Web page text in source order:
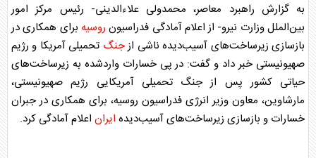
به گزارش راهبرد معاصر، محمدولی علاء‌الدینی- رئیس مرکز امور
بین‌الملل وزارت نیرو- از اعلام آمادگی فدراسیون روسیه برای همکاری در
بازسازی زیرساخت‌های آسیب‌دیده ناشی ازجنگ تحمیلی آمریکا و رژیم
صهیونیستی خبر داد و گفت: در پی خسارات واردشده به زیرساخت‌های
حیاتی کشور پس ازجنگ تحمیلی آمریکایی رژیم صهیونیستی،
مارشاوین، معاون وزیر انرژی فدراسیون روسیه، برای همکاری در جبران
خسارات و بازسازی زیرساخت‌های آسیب‌دیده ایران اعلام آمادگی کرد.